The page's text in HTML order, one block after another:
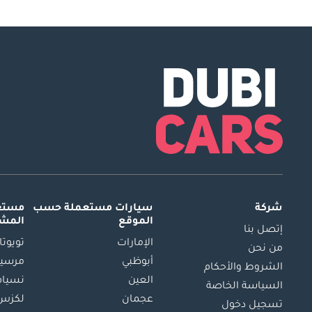
شركة
إتصل بنا
من نحن
الشروط والأحكام
السياسة الخاصة
تسجيل دخول
سيارات مستعملة حسب
الموقع
الإمارات
أبوظبي
العين
عجمان
تويوتا